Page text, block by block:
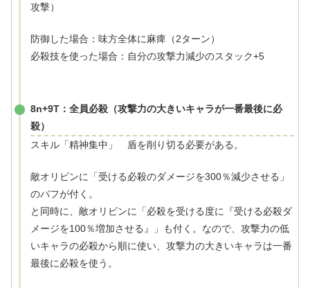
攻撃）
防御した場合：味方全体に麻痺（2ターン）
必殺技を使った場合：自分の攻撃力減少のスタック+5
8n+9T：全員必殺（攻撃力の大きいキャラが一番最後に必
殺）
スキル「精神集中」 盾を削り切る必要がある。
敵オリビンに「受ける必殺のダメージを300％減少させる」
のバフが付く。
と同時に、敵オリビンに「必殺を受ける度に『受ける必殺ダ
メージを100％増加させる』」も付く。なので、攻撃力の低
いキャラの必殺から順に使い、攻撃力の大きいキャラは一番
最後に必殺を使う。